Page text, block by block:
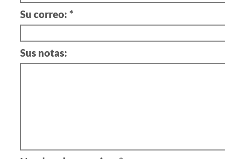
Su correo: *
Sus notas: